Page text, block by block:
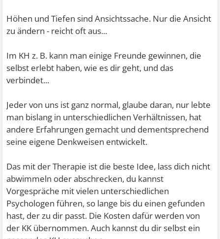
Höhen und Tiefen sind Ansichtssache. Nur die Ansicht
zu ändern - reicht oft aus...
Im KH z. B. kann man einige Freunde gewinnen, die
selbst erlebt haben, wie es dir geht, und das
verbindet...
Jeder von uns ist ganz normal, glaube daran, nur lebte
man bislang in unterschiedlichen Verhältnissen, hat
andere Erfahrungen gemacht und dementsprechend
seine eigene Denkweisen entwickelt.
Das mit der Therapie ist die beste Idee, lass dich nicht
abwimmeln oder abschrecken, du kannst
Vorgespräche mit vielen unterschiedlichen
Psychologen führen, so lange bis du einen gefunden
hast, der zu dir passt. Die Kosten dafür werden von
der KK übernommen. Auch kannst du dir selbst ein